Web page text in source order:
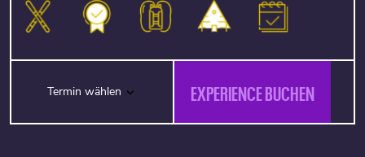
Termin wählen EXPERIENCE BUCHEN